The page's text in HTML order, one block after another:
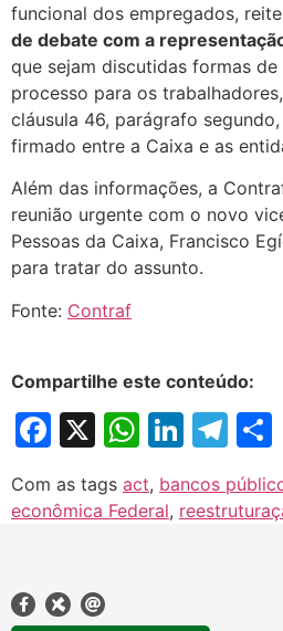
funcional dos empregados,
de debate com a
que sejam discutidas formas
processo para os
cláusula 46, parágrafo
firmado entre a Caixa e as
Além das informações, a
reunião urgente com o novo
Pessoas da Caixa, Francisco
para tratar do assunto.
Fonte: Contraf
Compartilhe este conteúdo:
Facebook
X
Com as tags act, bancos
econômica Federal,